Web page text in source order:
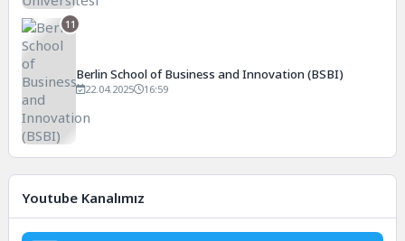
11
Berlin School of Business and Innovation (BSBI)
22.04.2025 16:59
Youtube Kanalımız